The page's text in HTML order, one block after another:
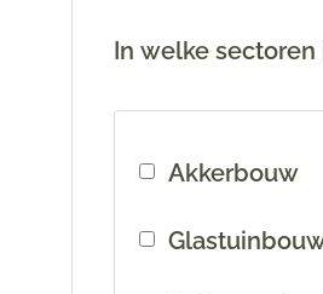
In welke
Akkerbouw